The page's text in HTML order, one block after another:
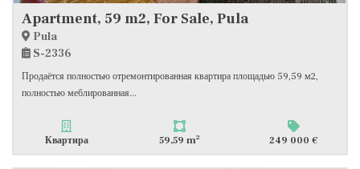
Apartment, 59 m2, For Sale, Pula
Pula
S-2336
Продаётся полностью отремонтированная квартира площадью 59,59 м2,
полностью меблированная...
Квартира 59,59 m2 249 000 €